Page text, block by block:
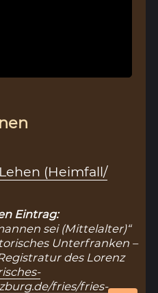
Lehen (Heimfall/
Eintrag:
sei (Mittelalter)“
Unterfranken –
des Lorenz
fries/fries-